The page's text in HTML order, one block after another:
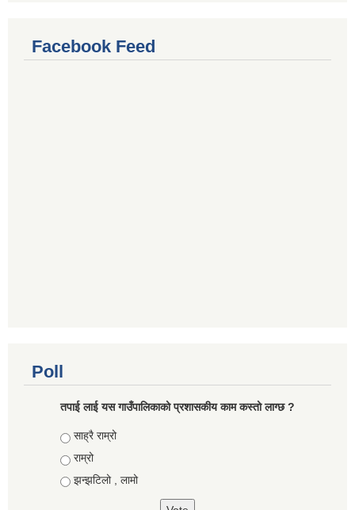
Facebook Feed
Poll
तपाई लाई यस गाउँपालिकाको प्रशासकीय काम कस्तो लाग्छ ?
Choices
साह्रै राम्रो
राम्रो
झन्झटिलो , लामो